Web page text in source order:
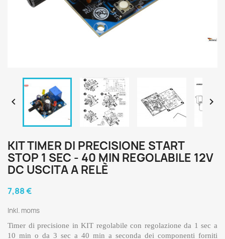
 
KIT TIMER DI PRECISIONE START
STOP 1 SEC - 40 MIN REGOLABILE 12V
DC USCITA A RELÈ
7,88 €
Inkl. moms
Timer di precisione in KIT regolabile con regolazione da 1 sec a
10 min o da 3 sec a 40 min a seconda dei componenti forniti